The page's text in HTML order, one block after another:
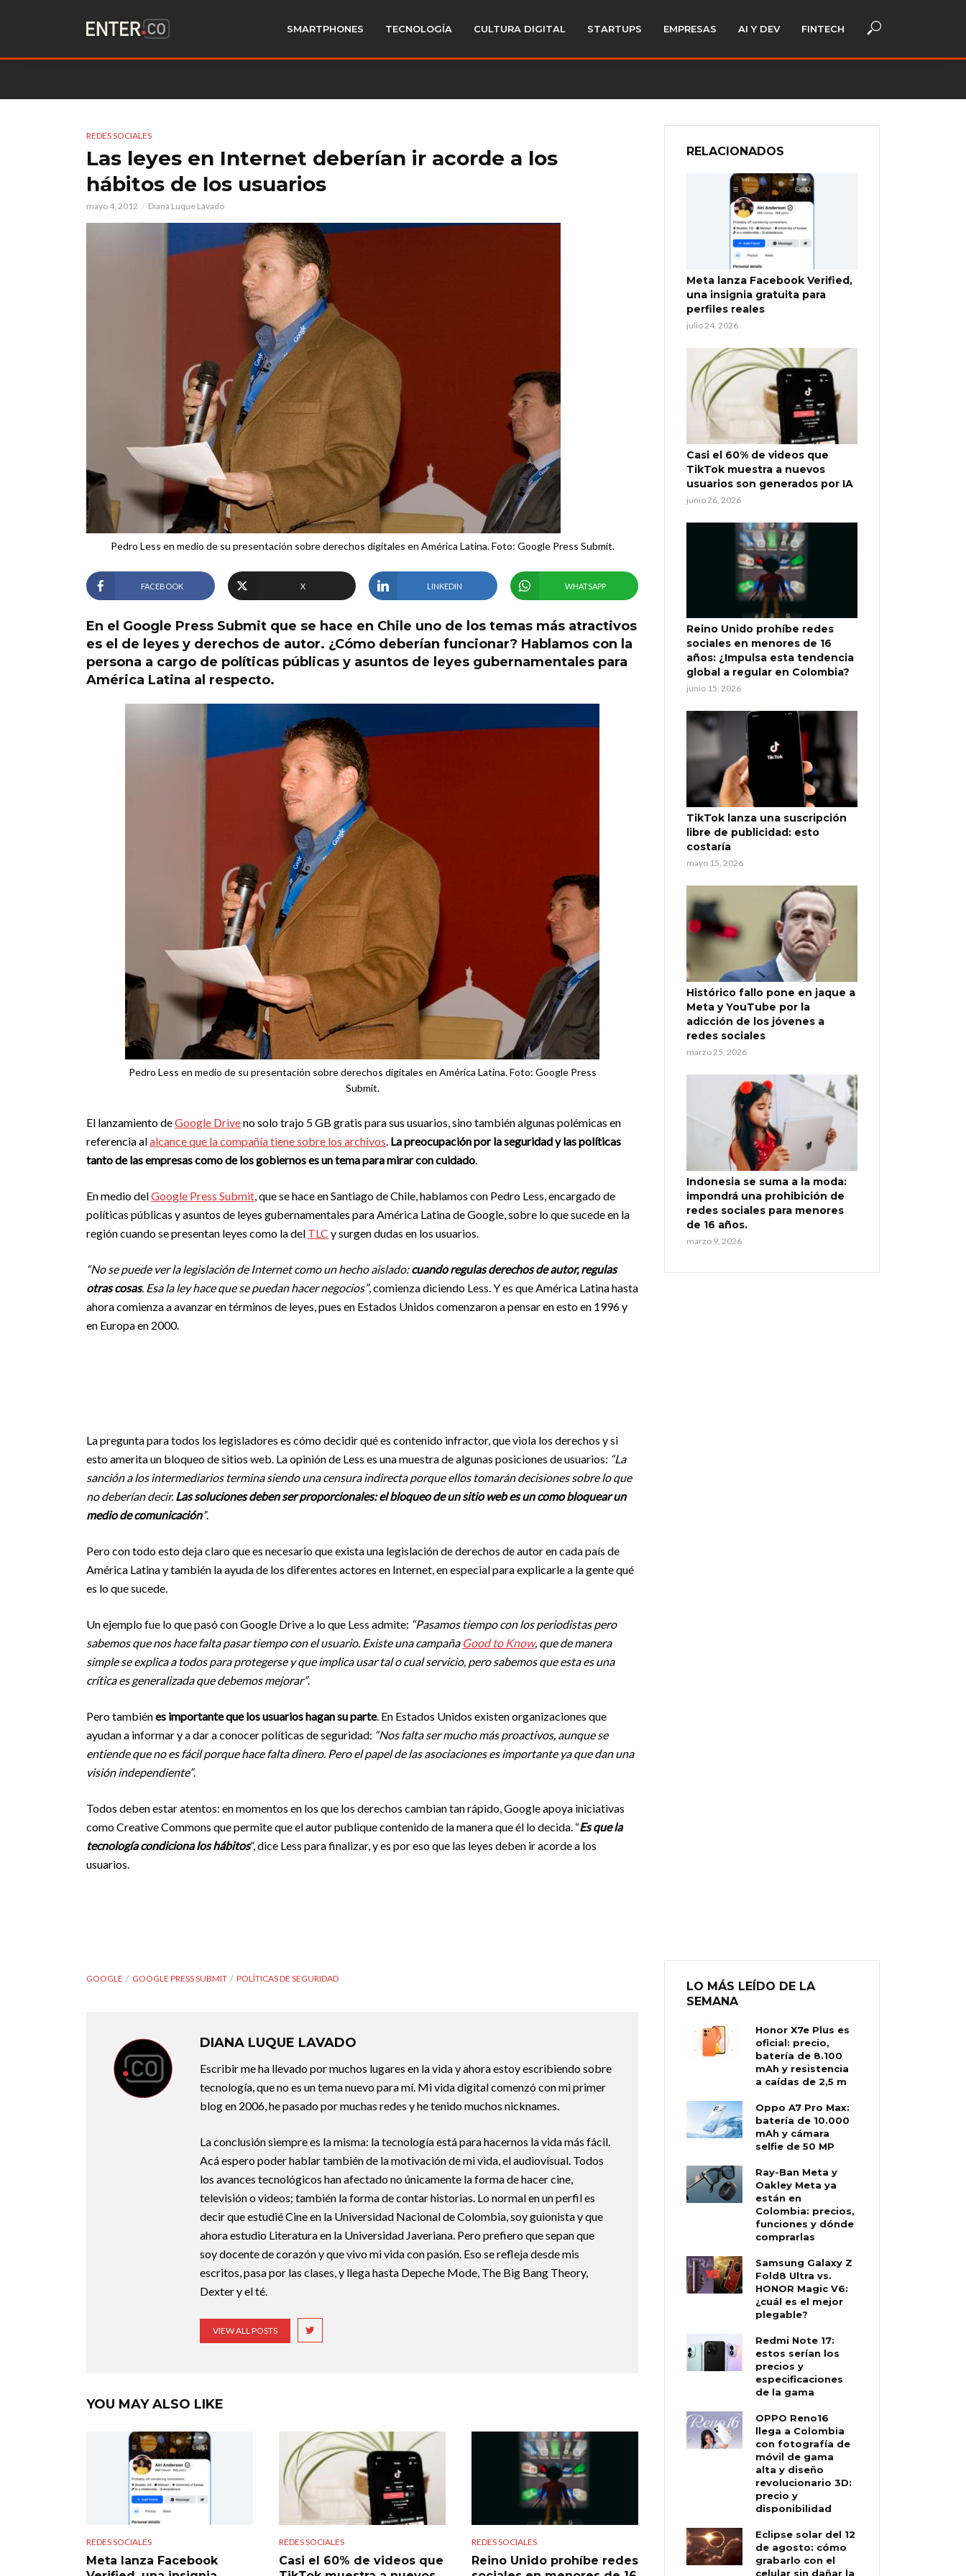
SMARTPHONES TECNOLOGÍA CULTURA DIGITAL STARTUPS EMPRESAS AI Y DEV FINTECH
REDES SOCIALES
Las leyes en Internet deberían ir acorde a los
hábitos de los usuarios
mayo 4, 2012 Diana Luque Lavado
Pedro Less en medio de su presentación sobre derechos digitales en América Latina. Foto: Google Press Submit.
FACEBOOK X LINKEDIN WHATSAPP
En el Google Press Submit que se hace en Chile uno de los temas más atractivos
es el de leyes y derechos de autor. ¿Cómo deberían funcionar? Hablamos con la
persona a cargo de políticas públicas y asuntos de leyes gubernamentales para
América Latina al respecto.
Pedro Less en medio de su presentación sobre derechos digitales en América Latina. Foto: Google Press
Submit.
El lanzamiento deGoogle Driveno solo trajo 5 GB gratis para sus usuarios, sino también algunas polémicas en
referencia alalcance que la compañía tiene sobre los archivos. La preocupación por la seguridad y las políticas
tanto de las empresas como de los gobiernos es un tema para mirar con cuidado.
En medio delGoogle Press Submit, que se hace en Santiago de Chile, hablamos con Pedro Less, encargado de
políticas públicas y asuntos de leyes gubernamentales para América Latina de Google, sobre lo que sucede en la
región cuando se presentan leyes como la del TLC y surgen dudas en los usuarios.
“No se puede ver la legislación de Internet como un hecho aislado:cuando regulas derechos de autor, regulas
otras cosas. Esa la ley hace que se puedan hacer negocios”, comienza diciendo Less. Y es que América Latina hasta
ahora comienza a avanzar en términos de leyes, pues en Estados Unidos comenzaron a pensar en esto en 1996 y
en Europa en 2000.
La pregunta para todos los legisladores es cómo decidir qué es contenido infractor, que viola los derechos y si
esto amerita un bloqueo de sitios web. La opinión de Less es una muestra de algunas posiciones de usuarios: “La
sanción a los intermediarios termina siendo una censura indirecta porque ellos tomarán decisiones sobre lo que
no deberían decir. Las soluciones deben ser proporcionales: el bloqueo de un sitio web es un como bloquear un
medio de comunicación”.
Pero con todo esto deja claro que es necesario que exista una legislación de derechos de autor en cada país de
América Latina y también la ayuda de los diferentes actores en Internet, en especial para explicarle a la gente qué
es lo que sucede.
Un ejemplo fue lo que pasó con Google Drive a lo que Less admite: “Pasamos tiempo con los periodistas pero
sabemos que nos hace falta pasar tiempo con el usuario. Existe una campaña Good to Know, que de manera
simple se explica a todos para protegerse y que implica usar tal o cual servicio, pero sabemos que esta es una
crítica es generalizada que debemos mejorar”.
Pero tambiénes importante que los usuarios hagan su parte. En Estados Unidos existen organizaciones que
ayudan a informar y a dar a conocer políticas de seguridad: “Nos falta ser mucho más proactivos, aunque se
entiende que no es fácil porque hace falta dinero. Pero el papel de las asociaciones es importante ya que dan una
visión independiente”.
Todos deben estar atentos: en momentos en los que los derechos cambian tan rápido, Google apoya iniciativas
como Creative Commons que permite que el autor publique contenido de la manera que él lo decida. “Es que la
tecnología condiciona los hábitos”, dice Less para finalizar, y es por eso que las leyes deben ir acorde a los
usuarios.
GOOGLE GOOGLE PRESS SUBMIT POLÍTICAS DE SEGURIDAD
DIANA LUQUE LAVADO
Escribir me ha llevado por muchos lugares en la vida y ahora estoy escribiendo sobre
tecnología, que no es un tema nuevo para mí. Mi vida digital comenzó con mi primer
blog en 2006, he pasado por muchas redes y he tenido muchos nicknames.
La conclusión siempre es la misma: la tecnología está para hacernos la vida más fácil.
Acá espero poder hablar también de la motivación de mi vida, el audiovisual. Todos
los avances tecnológicos han afectado no únicamente la forma de hacer cine,
televisión o videos; también la forma de contar historias. Lo normal en un perfil es
decir que estudié Cine en la Universidad Nacional de Colombia, soy guionista y que
ahora estudio Literatura en la Universidad Javeriana. Pero prefiero que sepan que
soy docente de corazón y que vivo mi vida con pasión. Eso se refleja desde mis
escritos, pasa por las clases, y llega hasta Depeche Mode, The Big Bang Theory,
Dexter y el té.
VIEW ALL POSTS
YOU MAY ALSO LIKE
REDES SOCIALES
Meta lanza Facebook
REDES SOCIALES
Casi el 60% de videos que
REDES SOCIALES
Reino Unido prohíbe redes
RELACIONADOS
Meta lanza Facebook Verified,
una insignia gratuita para
perfiles reales
julio 24, 2026
Casi el 60% de videos que
TikTok muestra a nuevos
usuarios son generados por IA
junio 26, 2026
Reino Unido prohíbe redes
sociales en menores de 16
años: ¿Impulsa esta tendencia
global a regular en Colombia?
junio 15, 2026
TikTok lanza una suscripción
libre de publicidad: esto
costaría
mayo 15, 2026
Histórico fallo pone en jaque a
Meta y YouTube por la
adicción de los jóvenes a
redes sociales
marzo 25, 2026
Indonesia se suma a la moda:
impondrá una prohibición de
redes sociales para menores
de 16 años.
marzo 9, 2026
LO MÁS LEÍDO DE LA
SEMANA
Honor X7e Plus es
oficial: precio,
batería de 8.100
mAh y resistencia
a caídas de 2,5 m
Oppo A7 Pro Max:
batería de 10.000
mAh y cámara
selfie de 50 MP
Ray-Ban Meta y
Oakley Meta ya
están en
Colombia: precios,
funciones y dónde
comprarlas
Samsung Galaxy Z
Fold8 Ultra vs.
HONOR Magic V6:
¿cuál es el mejor
plegable?
Redmi Note 17:
estos serían los
precios y
especificaciones
de la gama
OPPO Reno16
llega a Colombia
con fotografía de
móvil de gama
alta y diseño
revolucionario 3D:
precio y
disponibilidad
Eclipse solar del 12
de agosto: cómo
grabarlo con el
celular sin dañar la